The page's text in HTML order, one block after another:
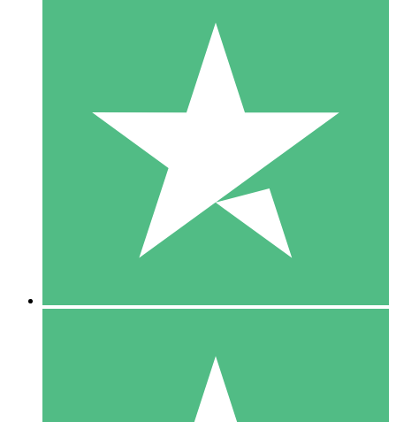
Paquetes de Créditos Individuales
Paga según el uso con créditos de descarga. Sin compromiso
10 00
10 Descargas
20 00